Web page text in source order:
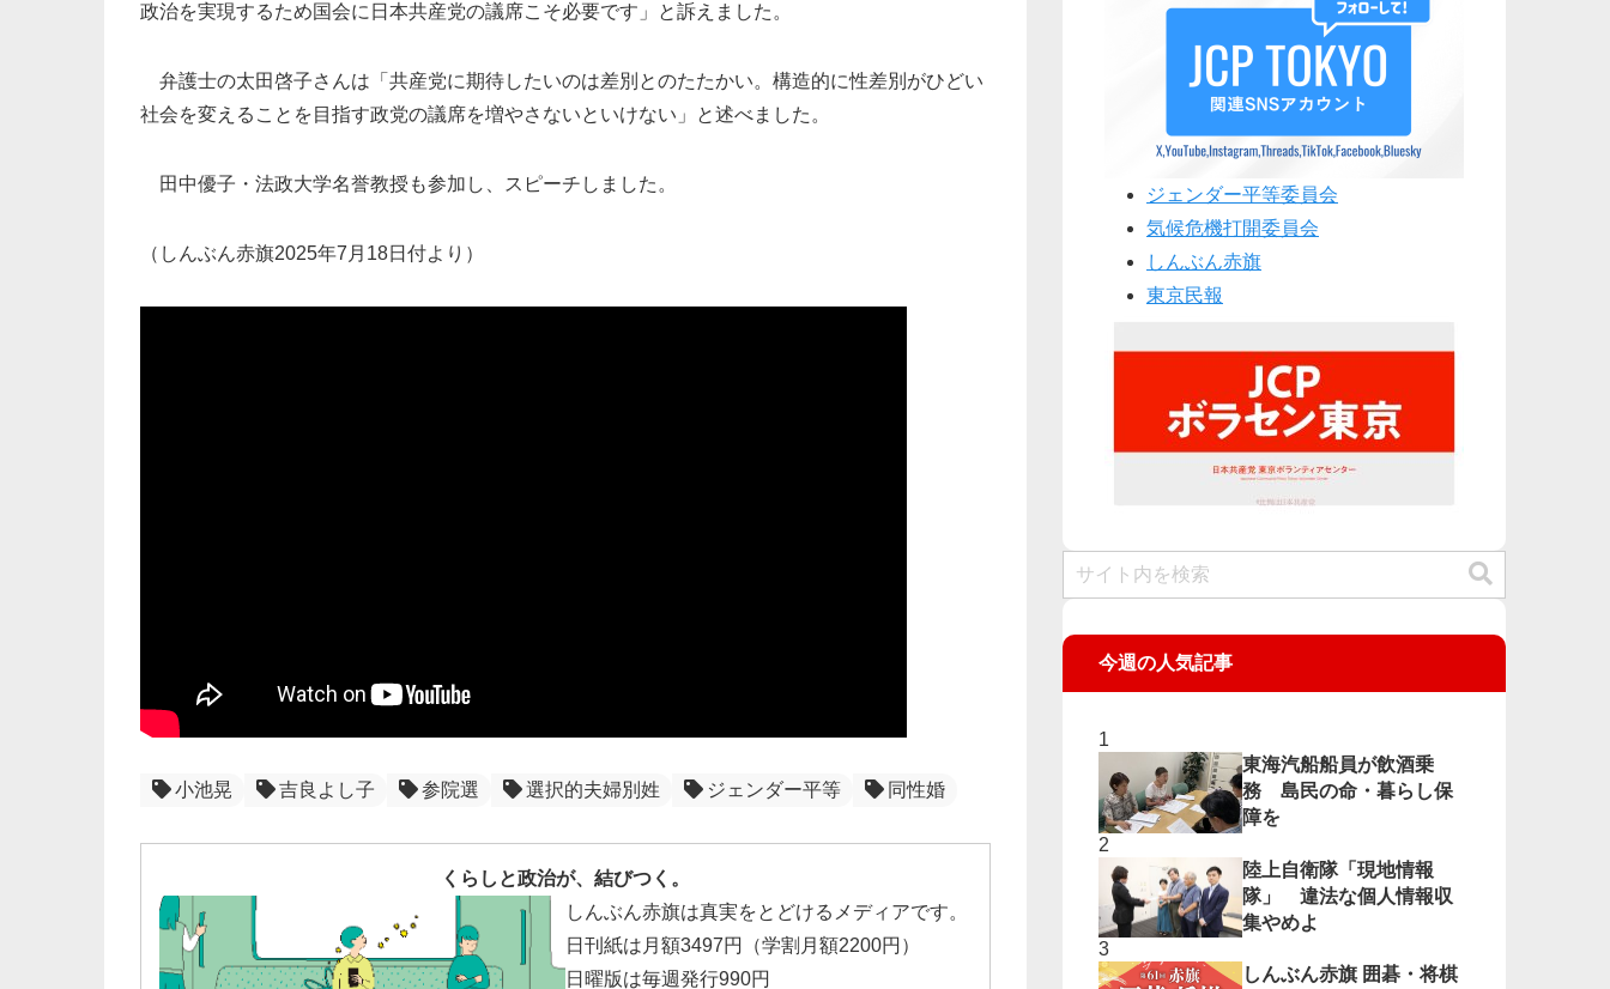
政治を実現するため国会に日本共産党の議席こそ必要です」と訴えました。
弁護士の太田啓子さんは「共産党に期待したいのは差別とのたたかい。構造的に性差別がひどい
社会を変えることを目指す政党の議席を増やさないといけない」と述べました。
田中優子・法政大学名誉教授も参加し、スピーチしました。
（しんぶん赤旗2025年7月18日付より）
小池晃 吉良よし子 参院選 選択的夫婦別姓 ジェンダー平等 同性婚
くらしと政治が、結びつく。
しんぶん赤旗は真実をとどけるメディアです。
日刊紙は月額3497円（学割月額2200円）
日曜版は毎週発行990円
ジェンダー平等委員会
気候危機打開委員会
しんぶん赤旗
東京民報
今週の人気記事
東海汽船船員が飲酒乗
務 島民の命・暮らし保
障を
陸上自衛隊「現地情報
隊」 違法な個人情報収
集やめよ
しんぶん赤旗 囲碁・将棋